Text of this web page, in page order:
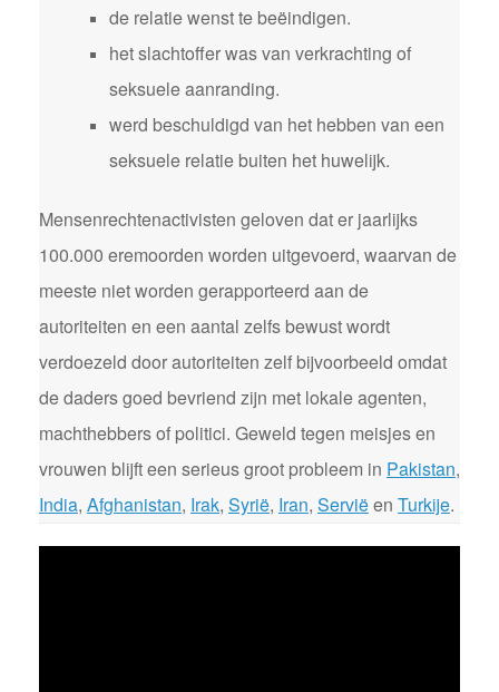
de relatie wenst te beëindigen.
het slachtoffer was van verkrachting of
seksuele aanranding.
werd beschuldigd van het hebben van een
seksuele relatie buiten het huwelijk.
Mensenrechtenactivisten geloven dat er jaarlijks
100.000 eremoorden worden uitgevoerd, waarvan de
meeste niet worden gerapporteerd aan de
autoriteiten en een aantal zelfs bewust wordt
verdoezeld door autoriteiten zelf bijvoorbeeld omdat
de daders goed bevriend zijn met lokale agenten,
machthebbers of politici. Geweld tegen meisjes en
vrouwen blijft een serieus groot probleem in Pakistan,
India, Afghanistan, Irak, Syrië, Iran, Serviëen Turkije.